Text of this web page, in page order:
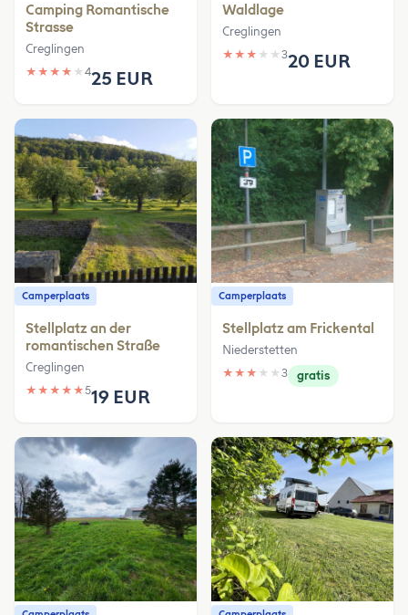
Camping Romantische
Strasse
Creglingen
★ ★ ★ ★ ★ 425 EUR
Waldlage
Creglingen
★ ★ ★ ★ ★ 320 EUR
Camperplaats
Stellplatz an der
romantischen Straße
Creglingen
★ ★ ★ ★ ★519 EUR
Camperplaats
Stellplatz am Frickental
Niederstetten
★ ★ ★ ★ ★ 3 gratis